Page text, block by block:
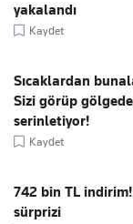
yakalandı
Kaydet
Sıcaklardan
Sizi görüp
serinletiyor!
Kaydet
742 bin TL
sürprizi